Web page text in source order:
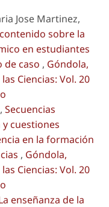
Jose Martinez,
sobre la
en estudiantes
de caso , Góndola,
Ciencias: Vol. 20
Secuencias
cuestiones
en la formación
, Góndola,
Ciencias: Vol. 20
enseñanza de la